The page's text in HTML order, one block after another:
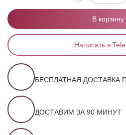
В корзину
Написать в
БЕСПЛАТНАЯ ДОСТАВКА
ДОСТАВИМ ЗА 90 МИНУТ